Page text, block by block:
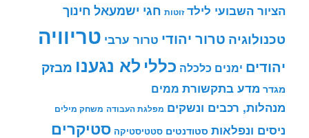
הציור השבועי לילד זוטות חגי ישמעאל חינוך
טכנולוגיה טרור יהודי טרור ערבי טריוויה
יהודים ימנים כלכלה כללי לא נגענו מבזק
מגדר מדע בתקשורת ממים
מנהלות, רכבים ונשקים מפלגת העבודה משחק מילים
ניסים ונפלאות סטודנטים סטטיסטיקה סטיקרים